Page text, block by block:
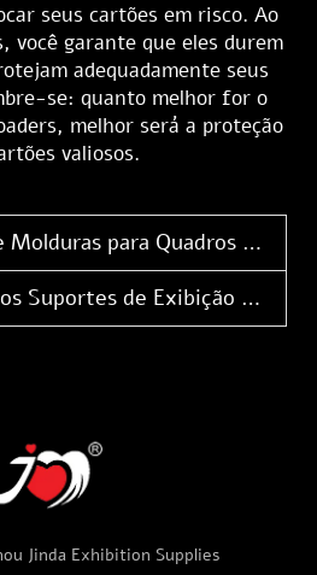
seus cartões em risco. Ao
você garante que eles durem
adequadamente seus
se: quanto melhor for o
melhor será a proteção
valiosos.
Quadros em Acrílico nas Exibições de Lojas de Cartões
em Acrílico São Importantes para Produtos Impulsionadores
Jinda Exhibition Supplies